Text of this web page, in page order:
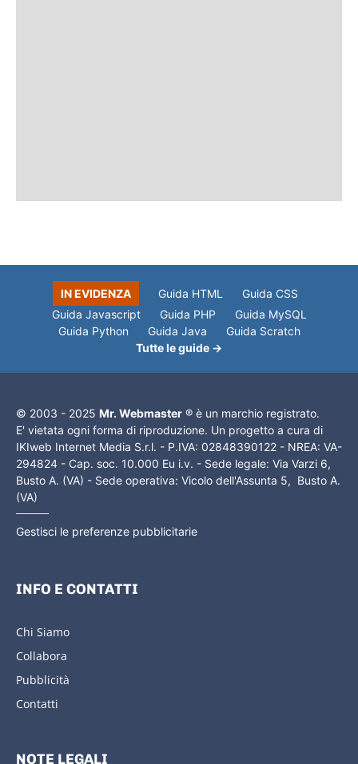
IN EVIDENZA Guida HTML
Guida CSS
Guida Javascript
Guida PHP
Guida MySQL
Guida Python
Guida Java
Guida Scratch
Tutte le guide →
© 2003 - 2025 Mr. Webmaster ® è un marchio registrato.
E' vietata ogni forma di riproduzione. Un progetto a cura di
IKIweb Internet Media S.r.l. - P.IVA: 02848390122 - NREA: VA-
294824 - Cap. soc. 10.000 Eu i.v. - Sede legale: Via Varzi 6,
Busto A. (VA) - Sede operativa: Vicolo dell'Assunta 5, Busto A.
(VA)
Gestisci le preferenze pubblicitarie
INFO E CONTATTI
Chi Siamo
Collabora
Pubblicità
Contatti
NOTE LEGALI